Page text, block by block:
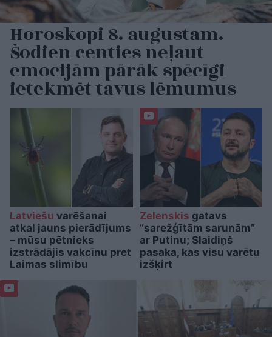
Horoskopi 8. augustam.
Šodien centies neļaut
emocijām pārāk spēcīgi
ietekmēt tavus lēmumus
Latviešu varēšanai
atkal jauns pierādījums
– mūsu pētnieks
izstrādājis vakcīnu pret
Laimas slimību
Zelenskis gatavs
“sarežģītām sarunām”
ar Putinu; Slaidiņš
pasaka, kas visu varētu
izšķirt